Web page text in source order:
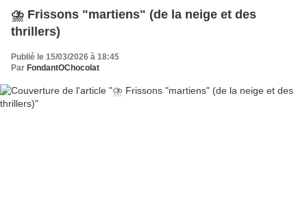
⛈️ Frissons "martiens" (de la neige et des
thrillers)
Publié le 15/03/2026 à 18:45
Par FondantOChocolat